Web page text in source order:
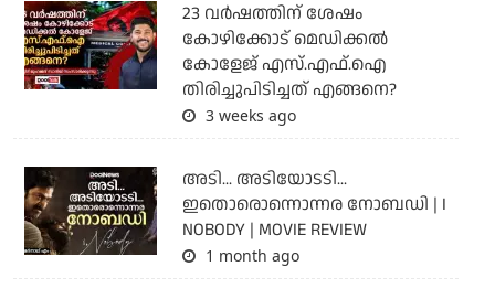
23 വർഷത്തിന് ശേഷം
കോഴിക്കോട് മെഡിക്കൽ
കോളേജ് എസ്.എഫ്.ഐ
തിരിച്ചുപിടിച്ചത് എങ്ങനെ?
3 weeks ago
അടി... അടിയോടടി...
ഇതൊരൊന്നൊന്നര നോബഡി | I
NOBODY | MOVIE REVIEW
1 month ago